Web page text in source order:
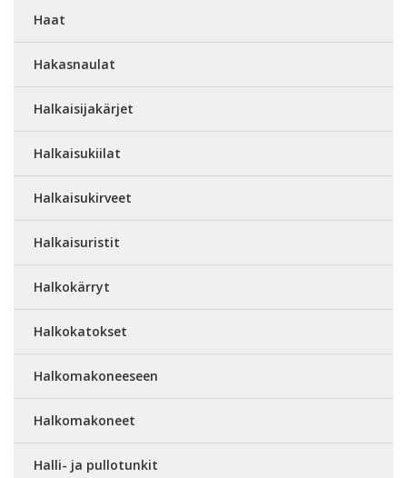
Haat
Hakasnaulat
Halkaisijakärjet
Halkaisukiilat
Halkaisukirveet
Halkaisuristit
Halkokärryt
Halkokatokset
Halkomakoneeseen
Halkomakoneet
Halli- ja pullotunkit